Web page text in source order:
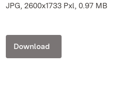
JPG, 2600x1733 Pxl, 0.97 MB
Download